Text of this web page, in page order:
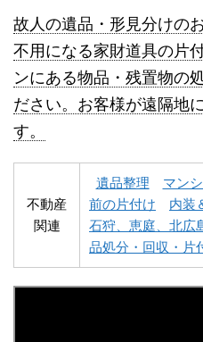
名寄市不用品回収
深川市不用品回収
故人の遺品・形見分けの
不用になる家財道具の片
ンにある物品・残置物の
ださい。お客様が遠隔地
す。
不動産
関連
遺品整理 マン
前の片付け
内装
石狩、恵庭、北広
品処分・回収・片